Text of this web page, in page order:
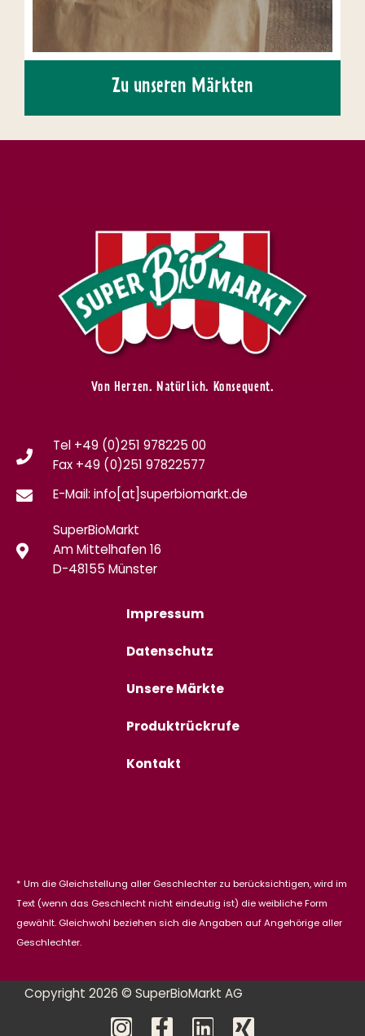
Zu unseren Märkten
Von Herzen. Natürlich. Konsequent.
Tel +49 (0)251 978225 00
Fax +49 (0)251 97822577
E-Mail: info[at]superbiomarkt.de
SuperBioMarkt
Am Mittelhafen 16
D-48155 Münster
Impressum
Datenschutz
Unsere Märkte
Produktrückrufe
Kontakt
* Um die Gleichstellung aller Geschlechter zu berücksichtigen, wird im
Text (wenn das Geschlecht nicht eindeutig ist) die weibliche Form
gewählt. Gleichwohl beziehen sich die Angaben auf Angehörige aller
Geschlechter.
Copyright 2026 © SuperBioMarkt AG